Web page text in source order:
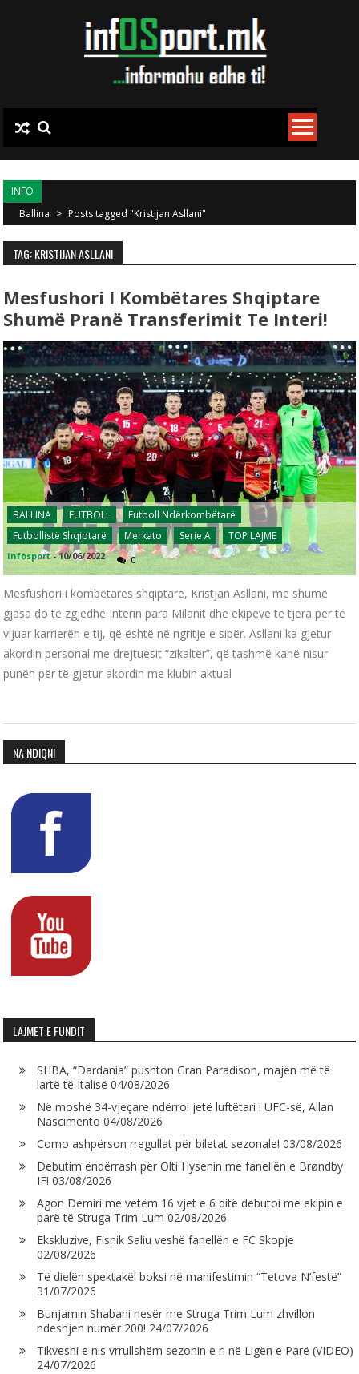
INFO
Ballina > Posts tagged "Kristijan Asllani"
TAG: KRISTIJAN ASLLANI
Mesfushori I Kombëtares Shqiptare
Shumë Pranë Transferimit Te Interi!
BALLINA FUTBOLL
Futboll Ndërkombëtarë
Futbollistë Shqiptarë
Merkato Serie A TOP LAJME
infosport -10/06/2022 0
Mesfushori i kombëtares shqiptare, Kristjan Asllani, me shumë
gjasa do të zgjedhë Interin para Milanit dhe ekipeve të tjera për të
vijuar karrierën e tij, që është në ngritje e sipër. Asllani ka gjetur
akordin personal me drejtuesit “zikaltër”, që tashmë kanë nisur
punën për të gjetur akordin me klubin aktual
NA NDIQNI
LAJMET E FUNDIT
SHBA, “Dardania” pushton Gran Paradison, majën më të
lartë të Italisë 04/08/2026
Në moshë 34-vjeçare ndërroi jetë luftëtari i UFC-së, Allan
Nascimento 04/08/2026
Como ashpërson rregullat për biletat sezonale! 03/08/2026
Debutim ëndërrash për Olti Hysenin me fanellën e Brøndby
IF! 03/08/2026
Agon Demiri me vetëm 16 vjet e 6 ditë debutoi me ekipin e
parë të Struga Trim Lum 02/08/2026
Ekskluzive, Fisnik Saliu veshë fanellën e FC Skopje
02/08/2026
Të dielën spektakël boksi në manifestimin “Tetova N’festë”
31/07/2026
Bunjamin Shabani nesër me Struga Trim Lum zhvillon
ndeshjen numër 200! 24/07/2026
Tikveshi e nis vrrullshëm sezonin e ri në Ligën e Parë (VIDEO)
24/07/2026